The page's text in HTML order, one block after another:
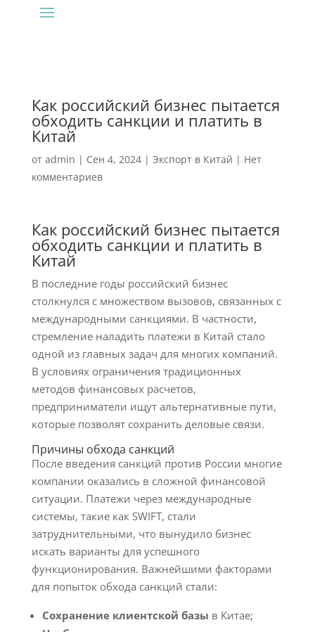
Как российский бизнес пытается
обходить санкции и платить в
Китай
от admin | Сен 4, 2024| Экспорт в Китай | Нет
комментариев
Как российский бизнес пытается
обходить санкции и платить в
Китай
В последние годы российский бизнес
столкнулся с множеством вызовов, связанных с
международными санкциями. В частности,
стремление наладить платежи в Китай стало
одной из главных задач для многих компаний.
В условиях ограничения традиционных
методов финансовых расчетов,
предприниматели ищут альтернативные пути,
которые позволят сохранить деловые связи.
Причины обхода санкций
После введения санкций против России многие
компании оказались в сложной финансовой
ситуации. Платежи через международные
системы, такие как SWIFT, стали
затруднительными, что вынудило бизнес
искать варианты для успешного
функционирования. Важнейшими факторами
для попыток обхода санкций стали:
Сохранение клиентской базы в Китае;